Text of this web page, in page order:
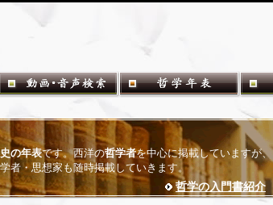
の年表です。西洋の哲学者を中心に掲載していますが、
者・思想家も随時掲載していきます。
哲学の入門書紹介